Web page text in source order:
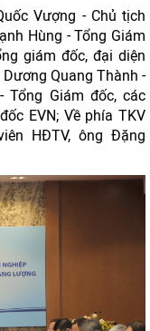
Vượng - Chủ tịch
Hùng - Tổng Giám
giám đốc, đại diện
Dương Quang Thành -
Tổng Giám đốc, các
EVN; Về phía TKV
HĐTV, ông Đặng